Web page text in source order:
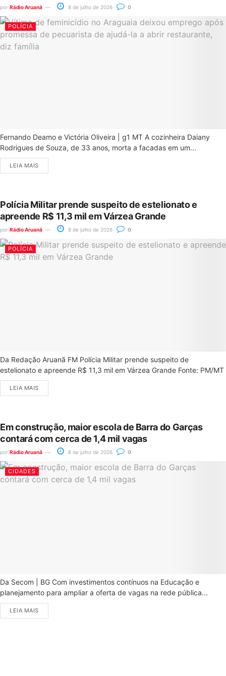
por Rádio Aruanã 8 de julho de 2026 0
POLÍCIA
Fernando Deamo e Victória Oliveira | g1 MT A cozinheira Daiany
Rodrigues de Souza, de 33 anos, morta a facadas em um...
LEIA MAIS
Polícia Militar prende suspeito de estelionato e
apreende R$ 11,3 mil em Várzea Grande
por Rádio Aruanã 8 de julho de 2026 0
POLÍCIA
Da Redação Aruanã FM Polícia Militar prende suspeito de
estelionato e apreende R$ 11,3 mil em Várzea Grande Fonte: PM/MT
LEIA MAIS
Em construção, maior escola de Barra do Garças
contará com cerca de 1,4 mil vagas
por Rádio Aruanã 8 de julho de 2026 0
CIDADES
Da Secom | BG Com investimentos contínuos na Educação e
planejamento para ampliar a oferta de vagas na rede pública...
LEIA MAIS